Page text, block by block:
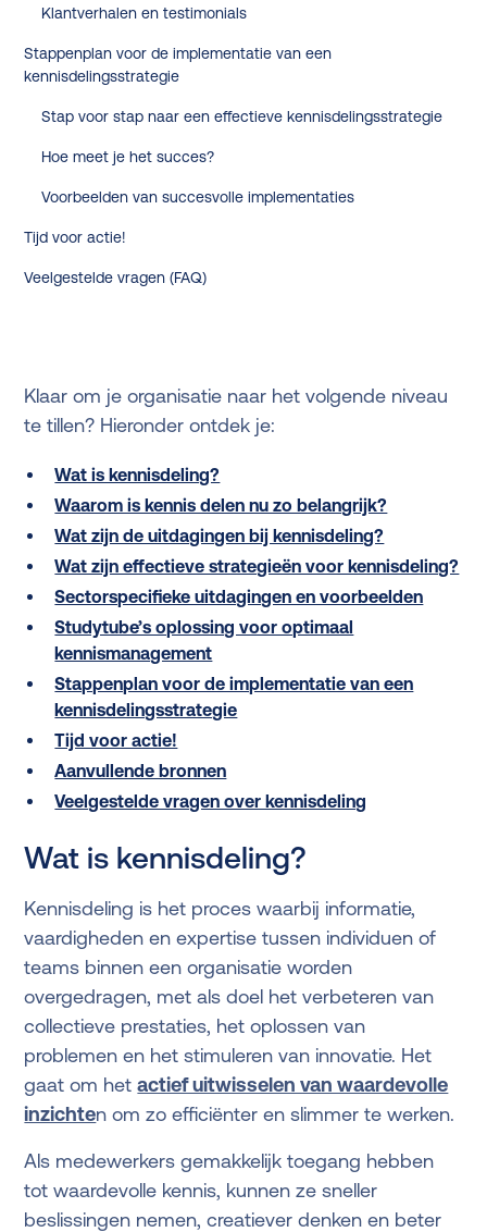
Klaar om je organisatie naar het volgende niveau
te tillen? Hieronder ontdek je:
Wat is kennisdeling?
Waarom is kennis delen nu zo belangrijk?
Wat zijn de uitdagingen bij kennisdeling?
Wat zijn effectieve strategieën voor kennisdeling?
Sectorspecifieke uitdagingen en voorbeelden
Studytube’s oplossing voor optimaal
kennismanagement
Stappenplan voor de implementatie van een
kennisdelingsstrategie
Tijd voor actie!
Aanvullende bronnen
Veelgestelde vragen over kennisdeling
Wat is kennisdeling?
Kennisdeling is het proces waarbij informatie,
vaardigheden en expertise tussen individuen of
teams binnen een organisatie worden
overgedragen, met als doel het verbeteren van
collectieve prestaties, het oplossen van
problemen en het stimuleren van innovatie. Het
gaat om hetactief uitwisselen van waardevolle
inzichten om zo efficiënter en slimmer te werken.
Als medewerkers gemakkelijk toegang hebben
tot waardevolle kennis, kunnen ze sneller
beslissingen nemen, creatiever denken en beter
Klantverhalen en testimonials
Stappenplan voor de implementatie van een
kennisdelingsstrategie
Stap voor stap naar een effectieve kennisdelingsstrategie
Hoe meet je het succes?
Voorbeelden van succesvolle implementaties
Tijd voor actie!
Veelgestelde vragen (FAQ)